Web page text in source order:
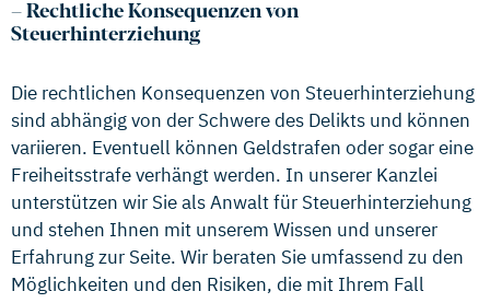
– Rechtliche Konsequenzen von
Steuerhinterziehung
Die rechtlichen Konsequenzen von Steuerhinterziehung
sind abhängig von der Schwere des Delikts und können
variieren. Eventuell können Geldstrafen oder sogar eine
Freiheitsstrafe verhängt werden. In unserer Kanzlei
unterstützen wir Sie als Anwalt für Steuerhinterziehung
und stehen Ihnen mit unserem Wissen und unserer
Erfahrung zur Seite. Wir beraten Sie umfassend zu den
Möglichkeiten und den Risiken, die mit Ihrem Fall